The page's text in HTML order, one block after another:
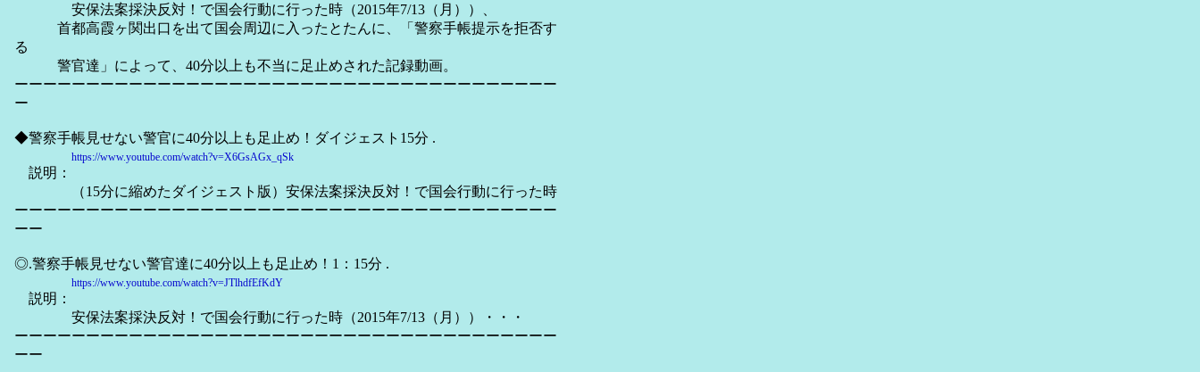
安保法案採決反対！で国会行動に行った時（2015年7/13（月））、
首都高霞ヶ関出口を出て国会周辺に入ったとたんに、「警察手帳提示を拒否す
る
警官達」によって、40分以上も不当に足止めされた記録動画。
ーーーーーーーーーーーーーーーーーーーーーーーーーーーーーーーーーーーーーー
ー
◆警察手帳見せない警官に40分以上も足止め！ダイジェスト15分 .
https://www.youtube.com/watch?v=X6GsAGx_qSk
説明：
（15分に縮めたダイジェスト版）安保法案採決反対！で国会行動に行った時
ーーーーーーーーーーーーーーーーーーーーーーーーーーーーーーーーーーーーーー
ーー
◎.警察手帳見せない警官達に40分以上も足止め！1：15分 .
https://www.youtube.com/watch?v=JTlhdfEfKdY
説明：
安保法案採決反対！で国会行動に行った時（2015年7/13（月））・・・
ーーーーーーーーーーーーーーーーーーーーーーーーーーーーーーーーーーーーーー
ーー